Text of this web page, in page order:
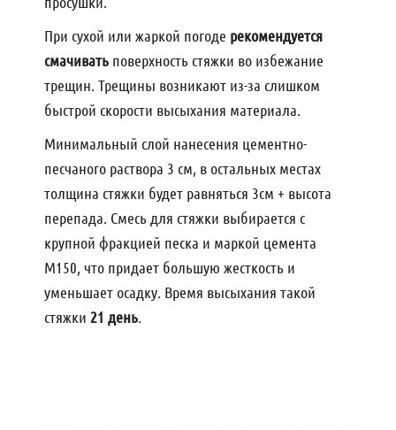
При сухой или жаркой погоде рекомендуется
смачивать поверхность стяжки во избежание
трещин. Трещины возникают из-за слишком
быстрой скорости высыхания материала.
Минимальный слой нанесения цементно-
песчаного раствора 3 см, в остальных местах
толщина стяжки будет равняться 3см + высота
перепада. Смесь для стяжки выбирается с
крупной фракцией песка и маркой цемента
М150, что придает большую жесткость и
уменьшает осадку. Время высыхания такой
стяжки 21 день.